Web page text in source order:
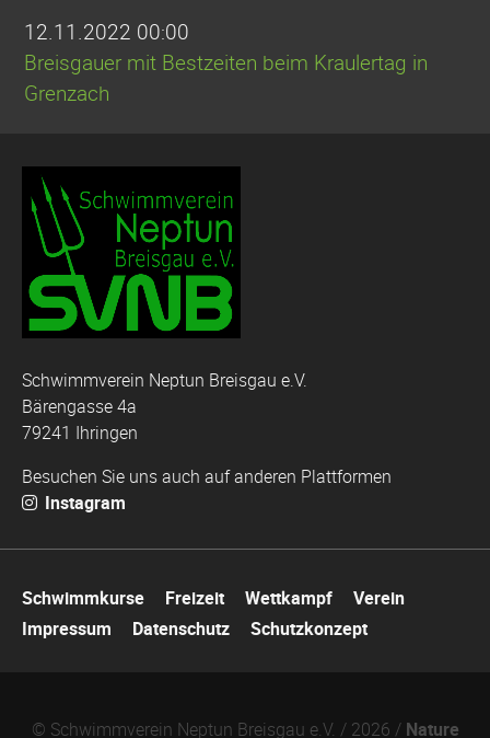
12.11.2022 00:00
Breisgauer mit Bestzeiten beim Kraulertag in
Grenzach
Schwimmverein Neptun Breisgau e.V.
Bärengasse 4a
79241 Ihringen
Besuchen Sie uns auch auf anderen Plattformen
Instagram
überspringen
Schwimmkurse Freizeit Wettkampf
Verein
Impressum
Datenschutz Schutzkonzept
© Schwimmverein Neptun Breisgau e.V. / 2026 / Nature